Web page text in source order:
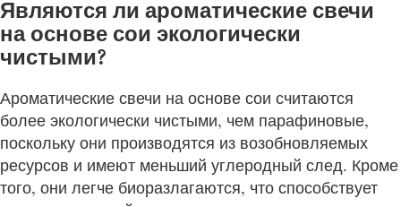
Являются ли ароматические свечи
на основе сои экологически
чистыми?
Ароматические свечи на основе сои считаются
более экологически чистыми, чем парафиновые,
поскольку они производятся из возобновляемых
ресурсов и имеют меньший углеродный след. Кроме
того, они легче биоразлагаются, что способствует